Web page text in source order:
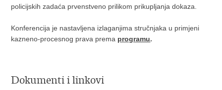
policijskih zadaća prvenstveno prilikom prikupljanja dokaza.
Konferencija je nastavljena izlaganjima stručnjaka u primjeni
kazneno-procesnog prava prema programu.
Dokumenti i linkovi